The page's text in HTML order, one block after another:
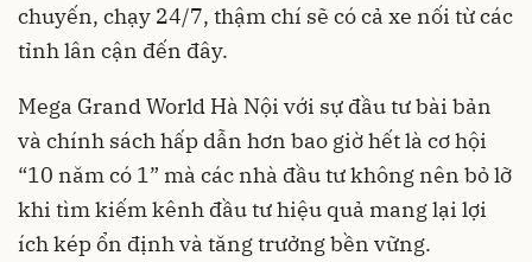
chuyến, chạy 24/7, thậm chí sẽ có cả xe nối từ các
tỉnh lân cận đến đây.
Mega Grand World Hà Nội với sự đầu tư bài bản
và chính sách hấp dẫn hơn bao giờ hết là cơ hội
“10 năm có 1” mà các nhà đầu tư không nên bỏ lỡ
khi tìm kiếm kênh đầu tư hiệu quả mang lại lợi
ích kép ổn định và tăng trưởng bền vững.